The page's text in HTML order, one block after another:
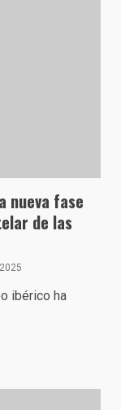
nueva fase
de las
ibérico ha